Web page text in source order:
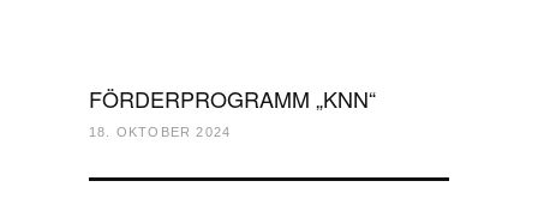
FÖRDERPROGRAMM „KNN“
18. OKTOBER 2024